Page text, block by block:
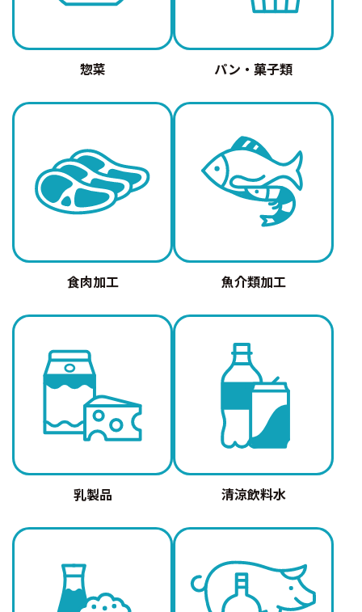
惣菜 パン・菓子類
食肉加工 魚介類加工
乳製品 清涼飲料水